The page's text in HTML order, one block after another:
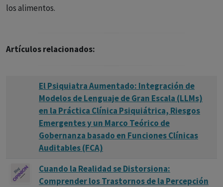
los alimentos.
Artículos relacionados:
El Psiquiatra Aumentado: Integración de
Modelos de Lenguaje de Gran Escala (LLMs)
en la Práctica Clínica Psiquiátrica, Riesgos
Emergentes y un Marco Teórico de
Gobernanza basado en Funciones Clínicas
Auditables (FCA)
Cuando la Realidad se Distorsiona:
Comprender los Trastornos de la Percepción